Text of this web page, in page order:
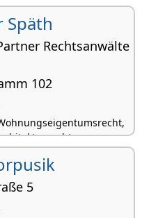
Späth
Rechtsanwälte
102
und Immobilienrecht,
5